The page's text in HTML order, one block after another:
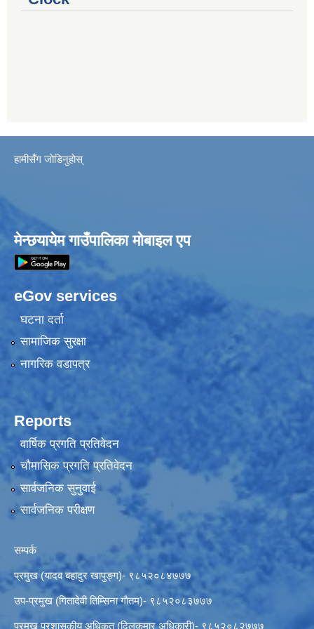
हामीसँग जाेडिनुहाेस्
मेन्छयायेम गाउँपालिका मोबाइल एप
eGov services
घटना दर्ता
सामाजिक सुरक्षा
नागरिक वडापत्र
Reports
वार्षिक प्रगति प्रतिवेदन
चौमासिक प्रगति प्रतिवेदन
सार्वजनिक सुनुवाई
सार्वजनिक परीक्षण
सम्पर्क
प्रमुख (यादव बहादुर खापुङ्ग)- ९८५२०८४७७७
उप-प्रमुख (गितादेवी तिम्सिना गाैतम)- ९८५२०८३७७७
प्रमुख प्रशासकीय अधिकृत (दिलकुमार अधिकारी)- ९८५२०८२७७७